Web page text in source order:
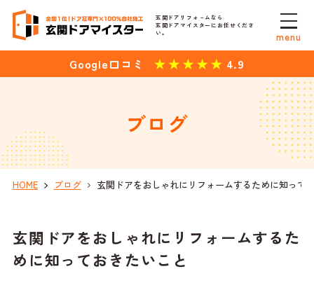
玄関ドアリフォ－ムなら
玄関ドアマイスターにお任せくださ
い。
Google口コミ 4.9
menu
ブログ
HOME ブログ 玄関ドアをおしゃれにリフォームするために知って
玄関ドアをおしゃれにリフォームするた
めに知っておきたいこと